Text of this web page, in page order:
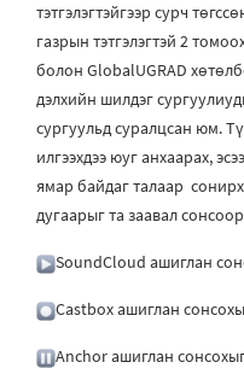
тэтгэлэгтэйгээр сурч
газрын тэтгэлэгтэй 2
болон GlobalUGRAD
дэлхийн шилдэг
сургуульд суралцсан юм.
илгээхдээ юуг анхаарах,
ямар байдаг талаар
дугаарыг та заавал
SoundCloud ашиглан
Castbox ашиглан
Anchor ашиглан